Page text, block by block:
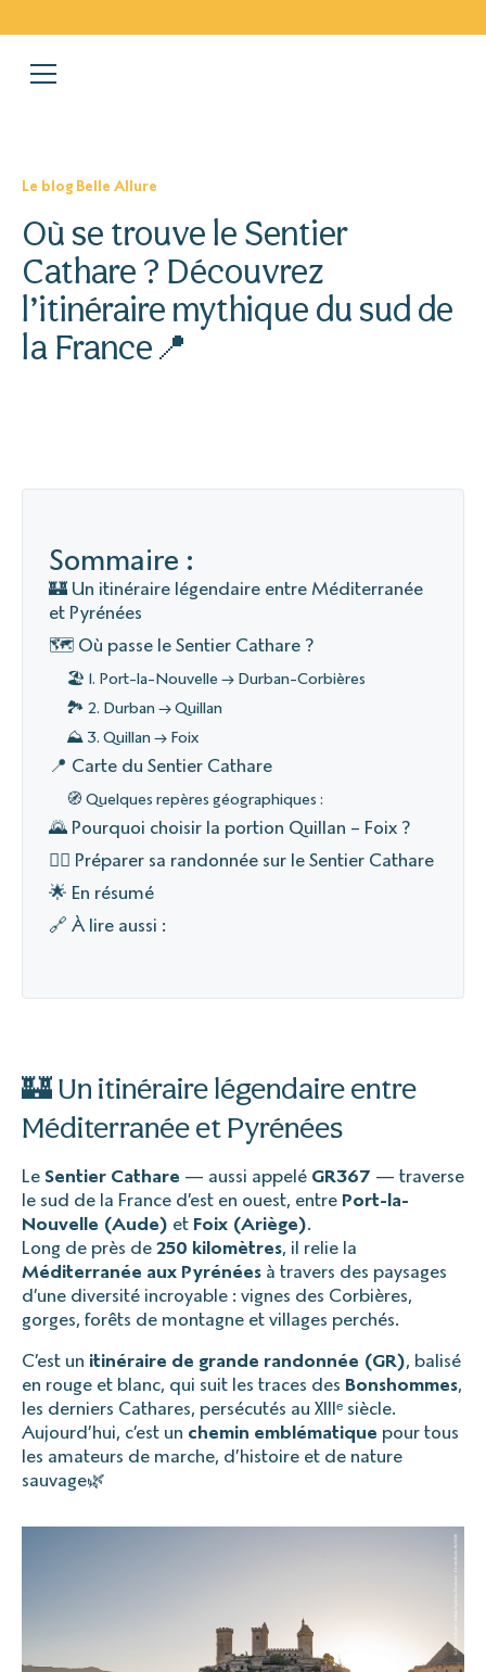
Le blog Belle Allure
Où se trouve le Sentier
Cathare ? Découvrez
l’itinéraire mythique du sud de
la France📍
Sommaire :
🏰 Un itinéraire légendaire entre Méditerranée
et Pyrénées
🗺️ Où passe le Sentier Cathare ?
🏖️ 1. Port-la-Nouvelle → Durban-Corbières
🏞️ 2. Durban → Quillan
⛰️ 3. Quillan → Foix
📍 Carte du Sentier Cathare
🧭 Quelques repères géographiques :
🌄 Pourquoi choisir la portion Quillan – Foix ?
🚶‍♀️ Préparer sa randonnée sur le Sentier Cathare
🌟 En résumé
🔗 À lire aussi :
🏰 Un itinéraire légendaire entre
Méditerranée et Pyrénées
Le Sentier Cathare — aussi appelé GR367 — traverse
le sud de la France d’est en ouest, entre Port-la-
Nouvelle (Aude) et Foix (Ariège).
Long de près de 250 kilomètres, il relie la
Méditerranée aux Pyrénées à travers des paysages
d’une diversité incroyable : vignes des Corbières,
gorges, forêts de montagne et villages perchés.
C’est un itinéraire de grande randonnée (GR), balisé
en rouge et blanc, qui suit les traces des Bonshommes,
les derniers Cathares, persécutés au XIIIᵉ siècle.
Aujourd’hui, c’est un chemin emblématique pour tous
les amateurs de marche, d’histoire et de nature
sauvage🌿